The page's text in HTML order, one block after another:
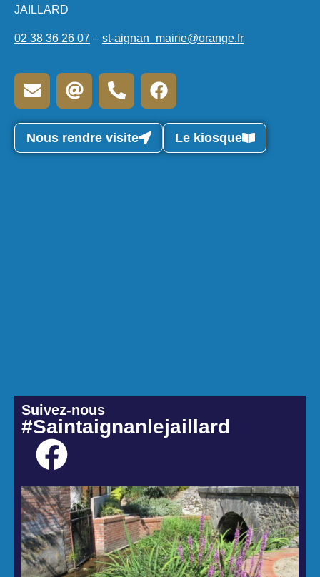
JAILLARD
02 38 36 26 07 – st-aignan_mairie@orange.fr
Nous rendre visite Le kiosque
Suivez-nous
#Saintaignanlejaillard